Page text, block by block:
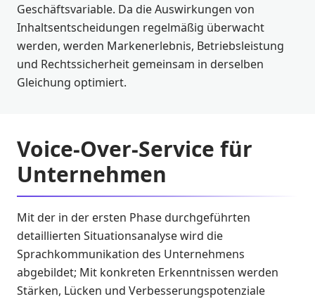
Geschäftsvariable. Da die Auswirkungen von
Inhaltsentscheidungen regelmäßig überwacht
werden, werden Markenerlebnis, Betriebsleistung
und Rechtssicherheit gemeinsam in derselben
Gleichung optimiert.
Voice-Over-Service für
Unternehmen
Mit der in der ersten Phase durchgeführten
detaillierten Situationsanalyse wird die
Sprachkommunikation des Unternehmens
abgebildet; Mit konkreten Erkenntnissen werden
Stärken, Lücken und Verbesserungspotenziale